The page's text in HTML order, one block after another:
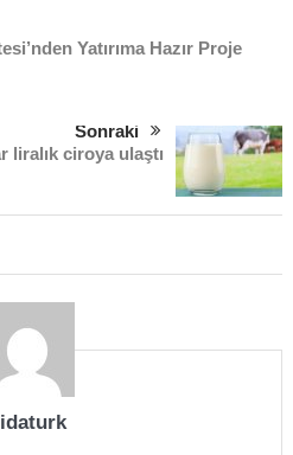
Yatırıma Hazır Proje
Sonraki
liralık ciroya ulaştı